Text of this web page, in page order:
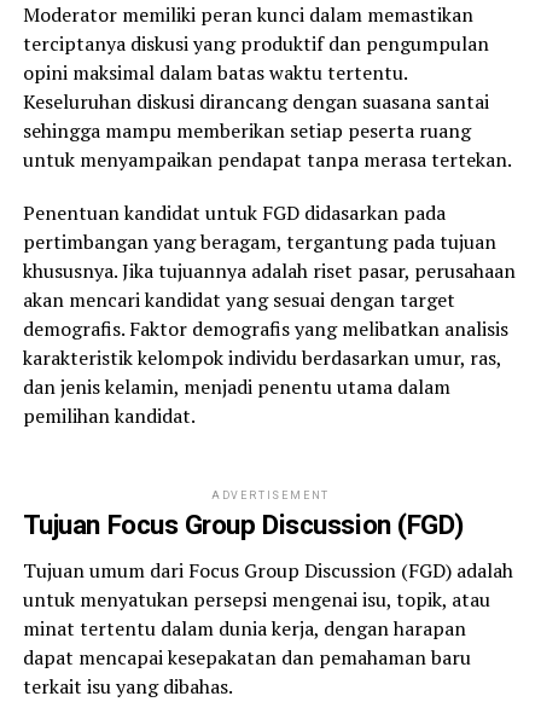
Moderator memiliki peran kunci dalam memastikan
terciptanya diskusi yang produktif dan pengumpulan
opini maksimal dalam batas waktu tertentu.
Keseluruhan diskusi dirancang dengan suasana santai
sehingga mampu memberikan setiap peserta ruang
untuk menyampaikan pendapat tanpa merasa tertekan.
Penentuan kandidat untuk FGD didasarkan pada
pertimbangan yang beragam, tergantung pada tujuan
khususnya. Jika tujuannya adalah riset pasar, perusahaan
akan mencari kandidat yang sesuai dengan target
demografis. Faktor demografis yang melibatkan analisis
karakteristik kelompok individu berdasarkan umur, ras,
dan jenis kelamin, menjadi penentu utama dalam
pemilihan kandidat.
ADVERTISEMENT
Tujuan Focus Group Discussion (FGD)
Tujuan umum dari Focus Group Discussion (FGD) adalah
untuk menyatukan persepsi mengenai isu, topik, atau
minat tertentu dalam dunia kerja, dengan harapan
dapat mencapai kesepakatan dan pemahaman baru
terkait isu yang dibahas.